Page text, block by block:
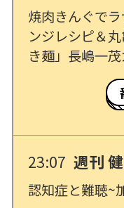
焼肉きんぐで
ンジレシピ＆
き麺」長嶋一
23:07 週刊
認知症と難聴~